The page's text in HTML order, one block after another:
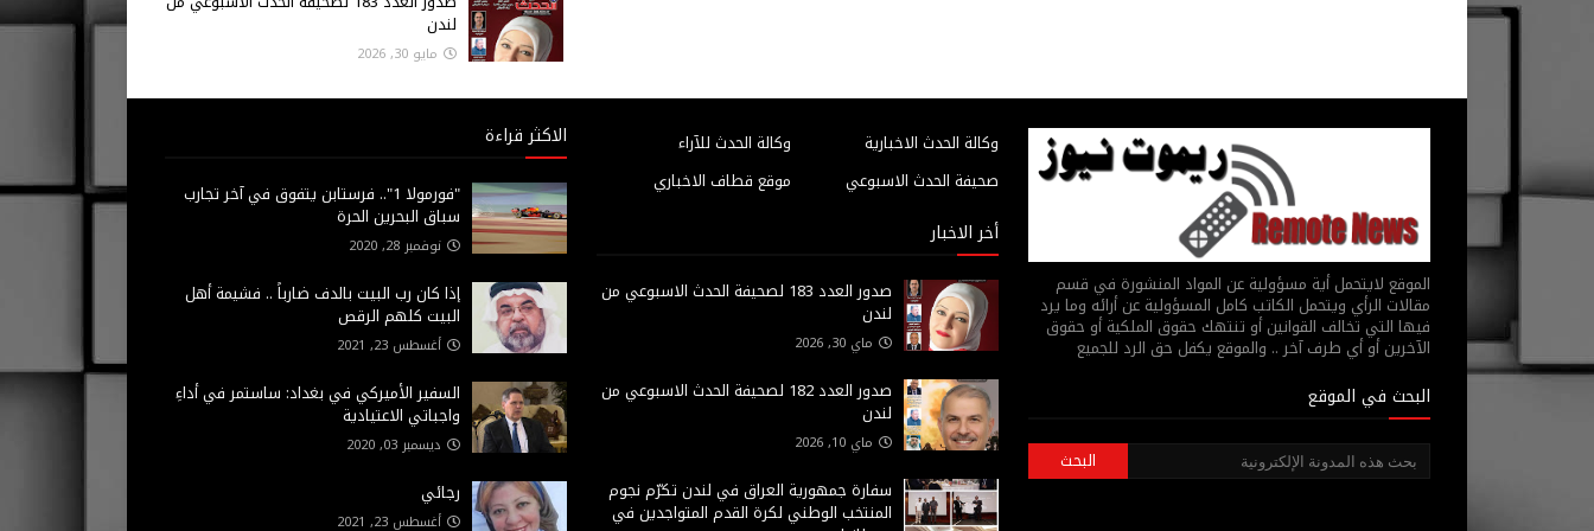
لندن
مايو 30, 2026
الموقع لايتحمل أية مسؤولية عن المواد المنشورة في قسم
مقالات الرأي ويتحمل الكاتب كامل المسؤولية عن أرائه وما يرد
فيها التي تخالف القوانين أو تنتهك حقوق الملكية أو حقوق
الآخرين أو أي طرف آخر .. والموقع يكفل حق الرد للجميع
البحث في الموقع
وكالة الحدث للآراء
وكالة الحدث الاخبارية
موقع قطاف الاخباري
صحيفة الحدث الاسبوعي
أخر الاخبار
صدور العدد 183 لصحيفة الحدث الاسبوعي من
لندن
ماي 30, 2026
صدور العدد 182 لصحيفة الحدث الاسبوعي من
لندن
ماي 10, 2026
سفارة جمهورية العراق في لندن تكرّم نجوم
المنتخب الوطني لكرة القدم المتواجدين في
الاكثر قراءة
"فورمولا 1".. فرستابن يتفوق في آخر تجارب
سباق البحرين الحرة
نوفمبر 28, 2020
إذا كان رب البيت بالدف ضارباً .. فشيمة أهل
البيت كلهم الرقص
أغسطس 23, 2021
السفير الأميركي في بغداد: ساستمر في أداءِ
واجباتي الاعتيادية
ديسمبر 03, 2020
رجائي
أغسطس 23, 2021